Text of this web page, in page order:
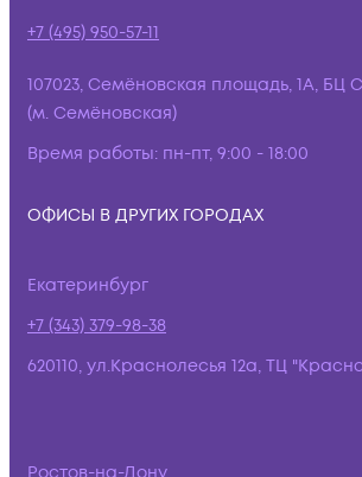
+7 (495) 950-57-11
107023, Семёновская площадь, 1А, БЦ
(м. Семёновская)
Время работы: пн-пт, 9:00 - 18:00
ОФИСЫ В ДРУГИХ ГОРОДАХ
Екатеринбург
+7 (343) 379-98-38
620110, ул.Краснолесья 12а, ТЦ